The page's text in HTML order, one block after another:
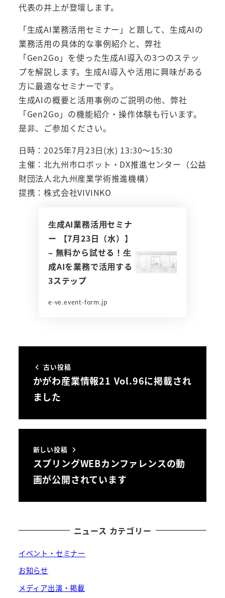
代表の井上が登壇します。
「生成AI業務活用セミナー」と題して、生成AIの
業務活用の具体的な事例紹介と、弊社
「Gen2Go」を使った生成AI導入の3つのステッ
プを解説します。生成AI導入や活用に興味がある
方に最適なセミナーです。
生成AIの概要と活用事例のご説明の他、弊社
「Gen2Go」の機能紹介・操作体験も行います。
是非、ご参加ください。
日時：2025年7月23日(水) 13:30～15:30
主催：北九州市ロボット・DX推進センター（公益
財団法人北九州産業学術推進機構）
提携：株式会社VIVINKO
⽣成AI業務活⽤セミナ
ー 【7月23日（水）】
– 無料から試せる！⽣
成AIを業務で活⽤する
3ステップ
e-ve.event-form.jp
古い投稿
かがわ産業情報21 Vol.96に掲載され
ました
新しい投稿
スプリングWEBカンファレンスの動
画が公開されています
ニュース カテゴリー
イベント・セミナー
お知らせ
メディア出演・掲載